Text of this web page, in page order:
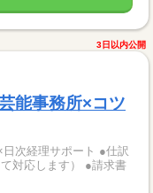
3日以内公開
能事務所×コツ
次経理サポート ●仕訳
対応します） ●請求書